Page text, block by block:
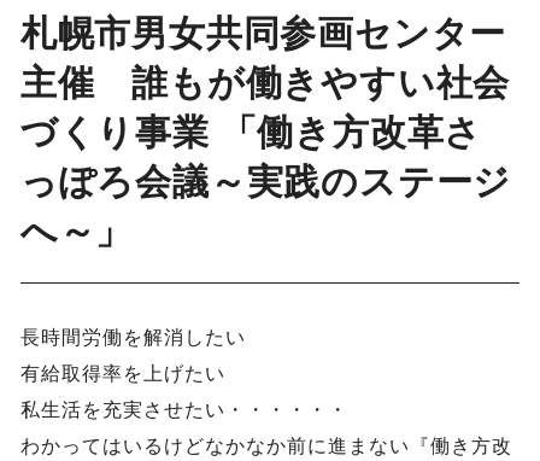
札幌市男女共同参画センター
主催 誰もが働きやすい社会
づくり事業 「働き方改革さ
っぽろ会議～実践のステージ
へ～」
長時間労働を解消したい
有給取得率を上げたい
私生活を充実させたい・・・・・・
わかってはいるけどなかなか前に進まない『働き方改